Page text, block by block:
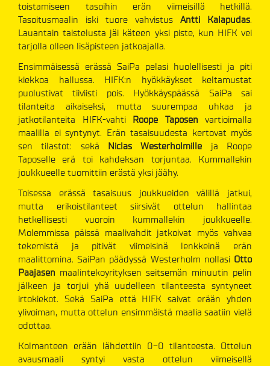
toistamiseen tasoihin erän viimeisillä hetkillä.
Tasoitusmaalin iski tuore vahvistus Antti Kalapudas.
Lauantain taistelusta jäi käteen yksi piste, kun HIFK vei
tarjolla olleen lisäpisteen jatkoajalla.
Ensimmäisessä erässä SaiPa pelasi huolellisesti ja piti
kiekkoa hallussa. HIFK:n hyökkäykset keltamustat
puolustivat tiiviisti pois. Hyökkäyspäässä SaiPa sai
tilanteita aikaiseksi, mutta suurempaa uhkaa ja
jatkotilanteita HIFK-vahti Roope Taposen vartioimalla
maalilla ei syntynyt. Erän tasaisuudesta kertovat myös
sen tilastot: sekä Niclas Westerholmille ja Roope
Taposelle erä toi kahdeksan torjuntaa. Kummallekin
joukkueelle tuomittiin erästä yksi jäähy.
Toisessa erässä tasaisuus joukkueiden välillä jatkui,
mutta erikoistilanteet siirsivät ottelun hallintaa
hetkellisesti vuoroin kummallekin joukkueelle.
Molemmissa päissä maalivahdit jatkoivat myös vahvaa
tekemistä ja pitivät viimeisinä lenkkeinä erän
maalittomina. SaiPan päädyssä Westerholm nollasi Otto
Paajasen maalintekoyrityksen seitsemän minuutin pelin
jälkeen ja torjui yhä uudelleen tilanteesta syntyneet
irtokiekot. Sekä SaiPa että HIFK saivat erään yhden
ylivoiman, mutta ottelun ensimmäistä maalia saatiin vielä
odottaa.
Kolmanteen erään lähdettiin 0-0 tilanteesta. Ottelun
avausmaali syntyi vasta ottelun viimeisellä